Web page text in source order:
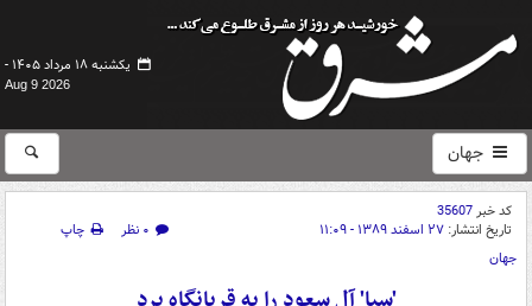
یکشنبه ۱۸ مرداد ۱۴۰۵ -
Aug 9 2026
جهان
کد خبر35607
تاریخ انتشار: ۲۷ اسفند ۱۳۸۹ - ۱۱:۰۹ ۰ نظر
چاپ
جهان